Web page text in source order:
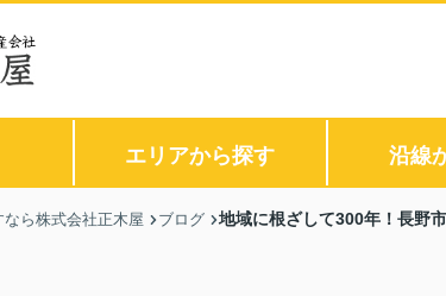
エリアから探す 沿線
なら株式会社正木屋 ブログ 地域に根ざして300年！長野